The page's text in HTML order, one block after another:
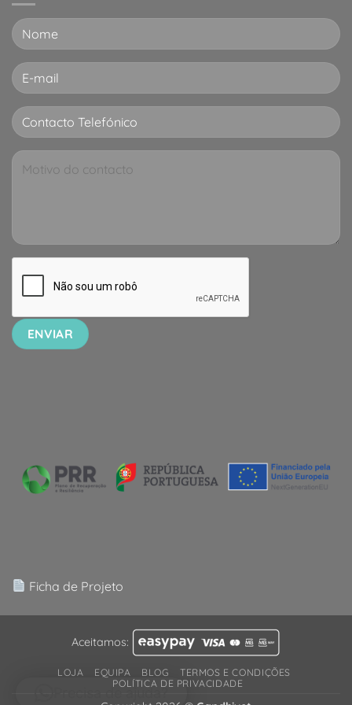
Ficha de Projeto
Aceitamos:
LOJA EQUIPA BLOG
TERMOS E CONDIÇÕES
POLÍTICA DE PRIVACIDADE